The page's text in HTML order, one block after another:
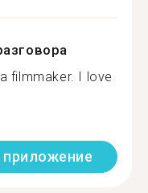
filmmaker. I love
приложение